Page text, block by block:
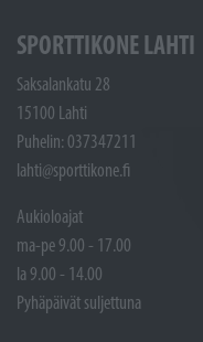
SPORTTIKONE LAHTI
Saksalankatu 28
15100 Lahti
Puhelin: 037347211
lahti@sporttikone.fi
Aukioloajat
ma-pe 9.00 - 17.00
la 9.00 - 14.00
Pyhäpäivät suljettuna